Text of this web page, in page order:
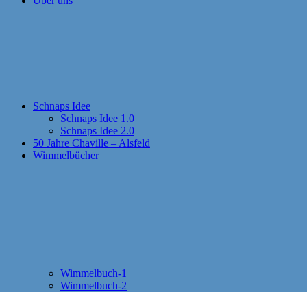
Schnaps Idee
Schnaps Idee 1.0
Schnaps Idee 2.0
50 Jahre Chaville – Alsfeld
Wimmelbücher
Wimmelbuch-1
Wimmelbuch-2